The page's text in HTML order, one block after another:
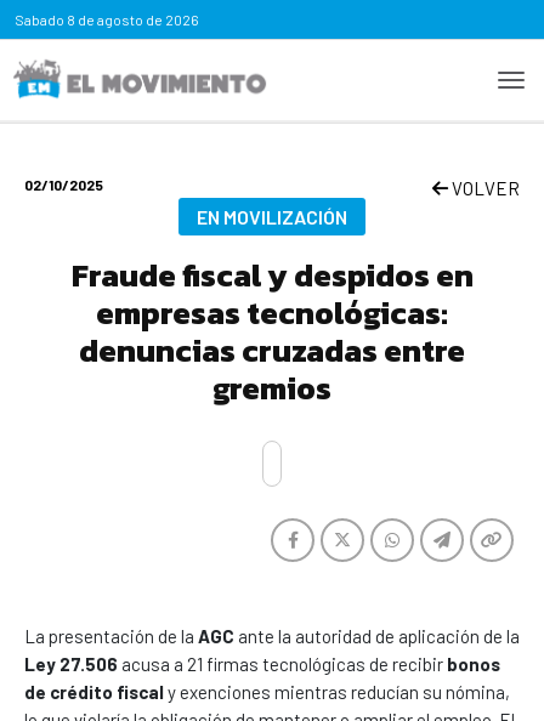
Sabado 8 de agosto de 2026
02/10/2025 VOLVER
EN MOVILIZACIÓN
Fraude fiscal y despidos en
empresas tecnológicas:
denuncias cruzadas entre
gremios
La presentación de la AGC ante la autoridad de aplicación de la
Ley 27.506 acusa a 21 firmas tecnológicas de recibir bonos
de crédito fiscaly exenciones mientras reducían su nómina,